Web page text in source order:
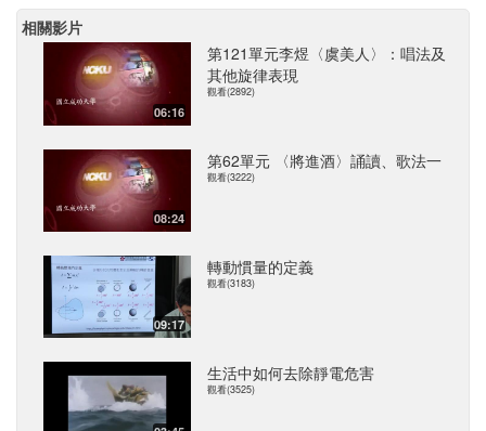
相關影片
06:16
第121單元李煜〈虞美人〉：唱法及
其他旋律表現
觀看(2892)
08:24
第62單元 〈將進酒〉誦讀、歌法一
觀看(3222)
09:17
轉動慣量的定義
觀看(3183)
生活中如何去除靜電危害
觀看(3525)